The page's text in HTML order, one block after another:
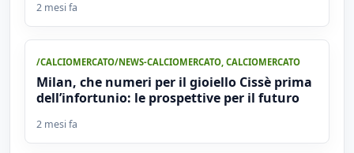
2 mesi fa
/CALCIOMERCATO/NEWS-CALCIOMERCATO, CALCIOMERCATO
Milan, che numeri per il gioiello Cissè prima
dell’infortunio: le prospettive per il futuro
2 mesi fa